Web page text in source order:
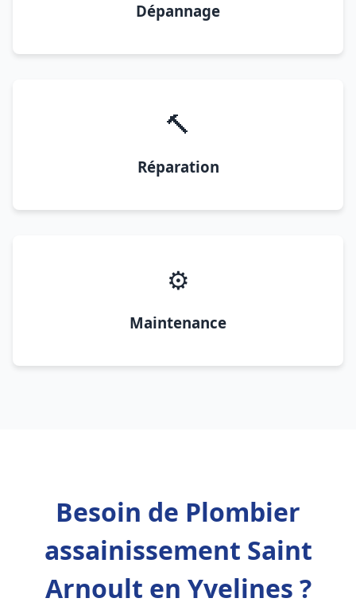
Dépannage
🔨
Réparation
⚙️
Maintenance
Besoin de Plombier
assainissement Saint
Arnoult en Yvelines ?